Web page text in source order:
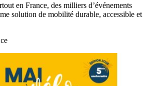
en France, des milliers d’événements
solution de mobilité durable, accessible et